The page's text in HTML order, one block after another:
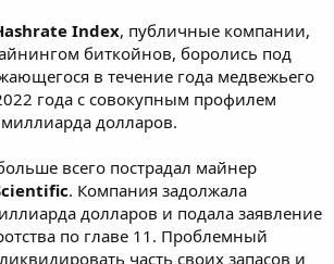
Index, публичные компании,
биткойнов, боролись под
в течение года медвежьего
года с совокупным профилем
долларов.
всего пострадал майнер
. Компания задолжала
долларов и подала заявление
по главе 11. Проблемный
часть своих запасов и